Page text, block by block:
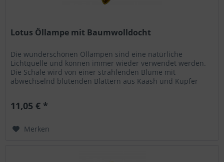
Lotus Öllampe mit Baumwolldocht
Die wunderschönen Öllampen sind eine natürliche
Lichtquelle und können immer wieder verwendet werden.
Die Schale wird von einer strahlenden Blume mit
abwechselnd blütenden Blättern aus Kaash und Kupfer
11,05 € *
Merken